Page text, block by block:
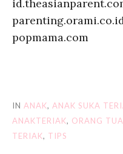
popmama.com
IN ANAK, ANAK SUKA
ANAKTERIAK, ORANG TUA
TERIAK, TIPS